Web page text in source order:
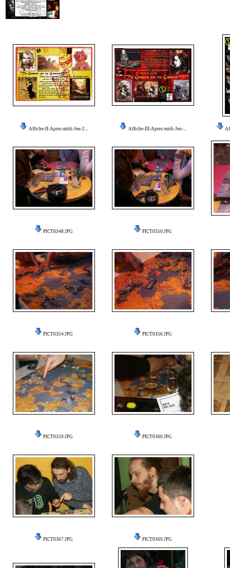
Affiche-II-Apres-midi-Jeu-2... Affiche-III-Apres-midi-Jeu-...
PICT0348.JPG PICT0350.JPG
PICT0354.JPG PICT0356.JPG
PICT0359.JPG PICT0360.JPG
PICT0367.JPG PICT0369.JPG